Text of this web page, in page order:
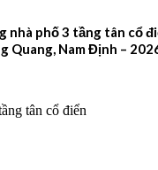
nhà phố 3 tầng tân cổ
Quang, Nam Định –